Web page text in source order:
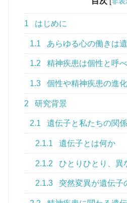
1 はじめに
1.1 あらゆる心の働きは
1.2 精神疾患は個性と呼
1.3 個性や精神疾患の進
2 研究背景
2.1 遺伝子と私たちの関係
2.1.1 遺伝子とは何か
2.1.2 ひとりひとり、異
2.1.3 突然変異が遺伝子